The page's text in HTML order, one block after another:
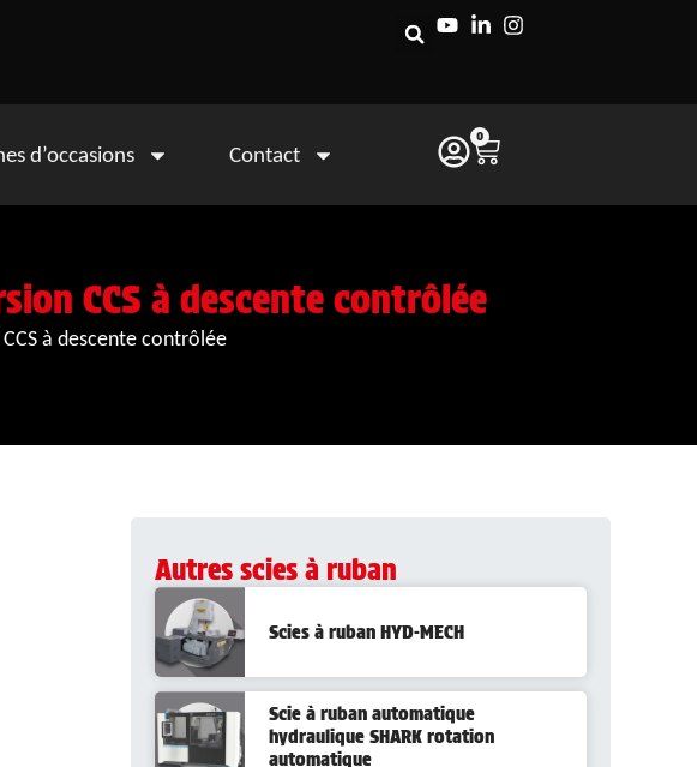
d’occasions Contact
0
CCS à descente contrôlée
à descente contrôlée
Autres scies à ruban
Scies à ruban HYD-MECH
Scie à ruban automatique
hydraulique SHARK rotation
automatique